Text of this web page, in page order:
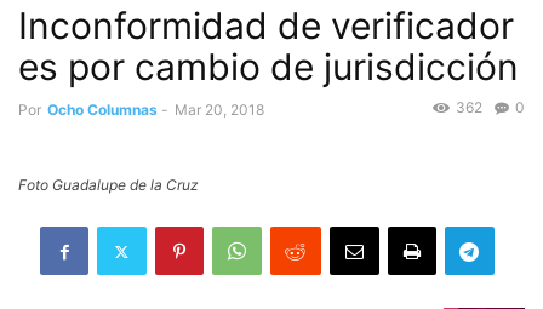
Inconformidad de verificador
es por cambio de jurisdicción
Por Ocho Columnas - Mar 20, 2018 0
362
Foto Guadalupe de la Cruz